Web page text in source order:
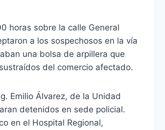
horas sobre la calle General
a los sospechosos en la vía
una bolsa de arpillera que
del comercio afectado.
Emilio Álvarez, de la Unidad
detenidos en sede policial.
en el Hospital Regional,